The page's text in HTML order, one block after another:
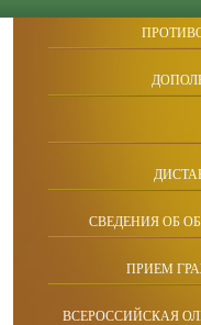
СВЕДЕНИЯ ОБ
ПРИЕМ
ВСЕРОССИЙСКАЯ